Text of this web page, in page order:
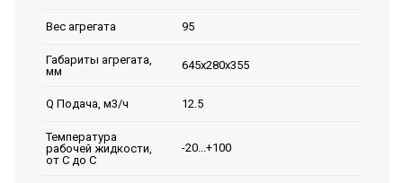
Вес агрегата 95
Габариты агрегата,
мм
645х280х355
Q Подача, м3/ч 12.5
Температура
рабочей жидкости,
от С до С
-20...+100